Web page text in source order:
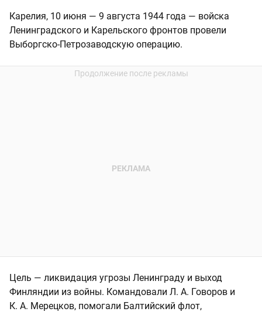
Карелия, 10 июня — 9 августа 1944 года — войска
Ленинградского и Карельского фронтов провели
Выборгско-Петрозаводскую операцию.
Цель — ликвидация угрозы Ленинграду и выход
Финляндии из войны. Командовали Л. А. Говоров и
К. А. Мерецков, помогали Балтийский флот,